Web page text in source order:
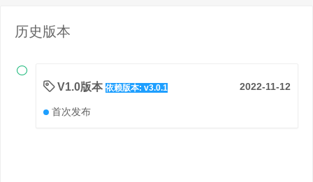
历史版本

V1.0版本 依赖版本: v3.0.1 2022-11-12
首次发布